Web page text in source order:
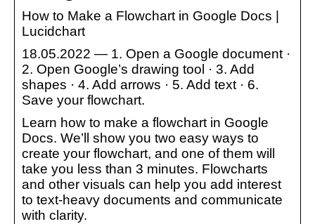
How to Make a Flowchart in Google Docs |
Lucidchart
18.05.2022 — 1. Open a Google document ·
2. Open Google’s drawing tool · 3. Add
shapes · 4. Add arrows · 5. Add text · 6.
Save your flowchart.
Learn how to make a flowchart in Google
Docs. We’ll show you two easy ways to
create your flowchart, and one of them will
take you less than 3 minutes. Flowcharts
and other visuals can help you add interest
to text-heavy documents and communicate
with clarity.